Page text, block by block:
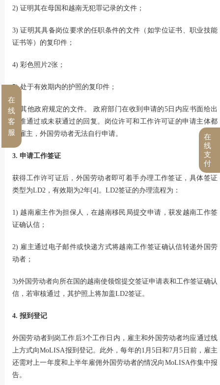
2) 证明其在母国和越南无犯罪记录的文件；
3) 证明其具备岗位要求的任职条件的文件（如学位证书、职业技能
证书等）的复印件；
4) 彩色照片2张；
5) 处于有效期内的护照的复印件；
6) 其他政府规定的文件。 政府部门在收到申请的5日内应书面给出
批准通过或未获通过的回复。岗位许可和工作许可证的申请主体都
是雇主，外国劳动者无法自行申请。
3. 申请工作签证
获得工作许可证后，外国劳动者即可着手办理工作签证，具体签证
类型为LD2，有效期为2年[4]。LD2签证的办理流程为：
1) 越南雇主作为担保人，在越南移民局提交申请，获发越南工作签
证确认信；
2) 雇主通过电子邮件或快递方式将越南工作签证确认信转递外国劳
动者；
3)外国劳动者向所在国的越南使领馆提交签证申请表和工作签证确认
信，若审核通过，其护照上将加盖LD2签证。
4. 报到登记
外国劳动者到岗工作后3个工作日内，雇主和外国劳动者均应通过线
上方式向MoLISA报到登记。此外，每年的1月5日和7月5日前，雇主
还需对上一年度和上半年雇佣外国劳动者的情况向MoLISA作集中报
告。
在
线
客
服
在
线
支
付